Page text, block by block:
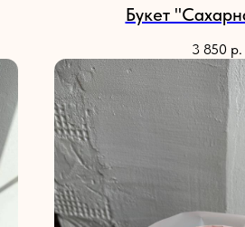
Букет
3 850 р.